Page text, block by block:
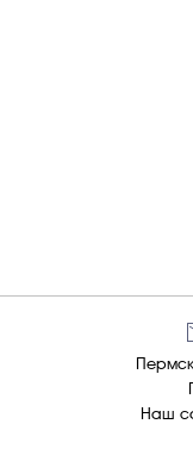
Наш